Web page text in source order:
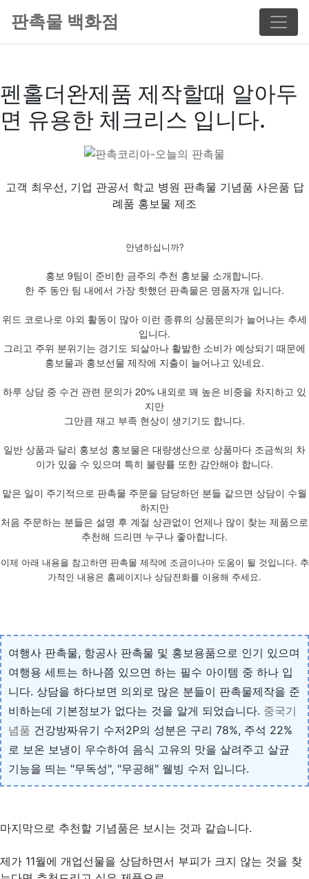
판촉물 백화점
펜홀더완제품 제작할때 알아두
면 유용한 체크리스 입니다.
고객 최우선, 기업 관공서 학교 병원 판촉물 기념품 사은품 답
례품 홍보물 제조
안녕하십니까?
홍보 9팀이 준비한 금주의 추천 홍보물 소개합니다.
한 주 동안 팀 내에서 가장 핫했던 판촉물은 명품자개 입니다.
위드 코로나로 야외 활동이 많아 이런 종류의 상품문의가 늘어나는 추세
입니다.
그리고 주위 분위기는 경기도 되살아나 활발한 소비가 예상되기 때문에
홍보물과 홍보선물 제작에 지출이 늘어나고 있네요.
하루 상담 중 수건 관련 문의가 20% 내외로 꽤 높은 비중을 차지하고 있
지만
그만큼 재고 부족 현상이 생기기도 합니다.
일반 상품과 달리 홍보성 홍보물은 대량생산으로 상품마다 조금씩의 차
이가 있을 수 있으며 특히 불량률 또한 감안해야 합니다.
맡은 일이 주기적으로 판촉물 주문을 담당하던 분들 같으면 상담이 수월
하지만
처음 주문하는 분들은 설명 후 계절 상관없이 언제나 많이 찾는 제품으로
추천해 드리면 누구나 좋아합니다.
이제 아래 내용을 참고하면 판촉물 제작에 조금이나마 도움이 될 것입니다. 추
가적인 내용은 홈페이지나 상담전화를 이용해 주세요.
여행사 판촉물, 항공사 판촉물 및 홍보용품으로 인기 있으며
여행용 세트는 하나쯤 있으면 하는 필수 아이템 중 하나 입
니다. 상담을 하다보면 의외로 많은 분들이 판촉물제작을 준
비하는데 기본정보가 없다는 것을 알게 되었습니다. 중국기
념품 건강방짜유기 수저2P의 성분은 구리 78%, 주석 22%
로 보온 보냉이 우수하여 음식 고유의 맛을 살려주고 살균
기능을 띄는 "무독성", "무공해" 웰빙 수저 입니다.
마지막으로 추천할 기념품은 보시는 것과 같습니다.
제가 11월에 개업선물을 상담하면서 부피가 크지 않는 것을 찾